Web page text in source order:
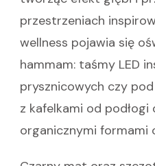
przestrzeniach
wellness pojawia się
hammam: taśmy LED
prysznicowych czy
z kafelkami od podłogi
organicznymi formami